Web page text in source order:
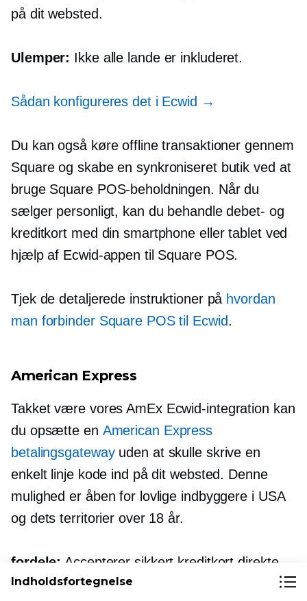
på dit websted.
Ulemper: Ikke alle lande er inkluderet.
Sådan konfigureres det i Ecwid →
Du kan også køre offline transaktioner gennem
Square og skabe en synkroniseret butik ved at
bruge Square POS-beholdningen. Når du
sælger personligt, kan du behandle debet- og
kreditkort med din smartphone eller tablet ved
hjælp af Ecwid-appen til Square POS.
Tjek de detaljerede instruktioner på hvordan
man forbinder Square POS til Ecwid.
American Express
Takket være vores AmEx Ecwid-integration kan
du opsætte en American Express
betalingsgatewayuden at skulle skrive en
enkelt linje kode ind på dit websted. Denne
mulighed er åben for lovlige indbyggere i USA
og dets territorier over 18 år.
fordele: Accepterer sikkert kreditkort direkte
på dit websted uden at skulle omdirigere til en
Indholdsfortegnelse